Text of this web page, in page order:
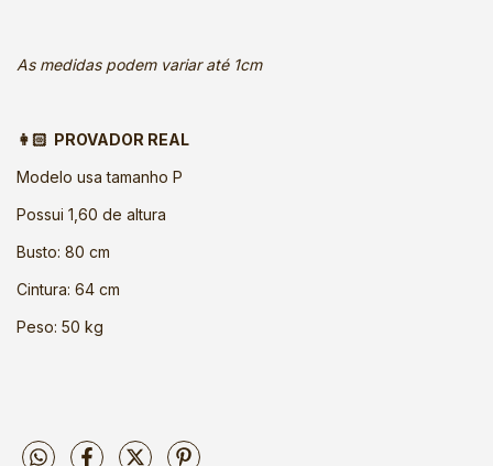
As medidas podem variar até 1cm
👩🏻 PROVADOR REAL
Modelo usa tamanho P
Possui 1,60 de altura
Busto: 80 cm
Cintura: 64 cm
Peso: 50 kg